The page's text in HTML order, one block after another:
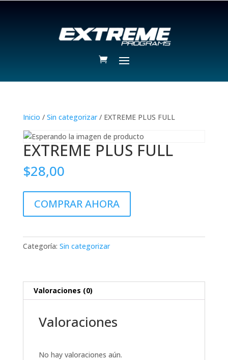
Inicio / Sin categorizar/ EXTREME PLUS FULL
EXTREME PLUS FULL
$28,00
PLUS
FULL
COMPRAR AHORA
Categoría: Sin categorizar
Valoraciones (0)
Valoraciones
No hay valoraciones aún.